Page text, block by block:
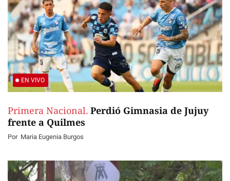
EN VIVO
Primera Nacional. Perdió Gimnasia de Jujuy
frente a Quilmes
Por Maria Eugenia Burgos